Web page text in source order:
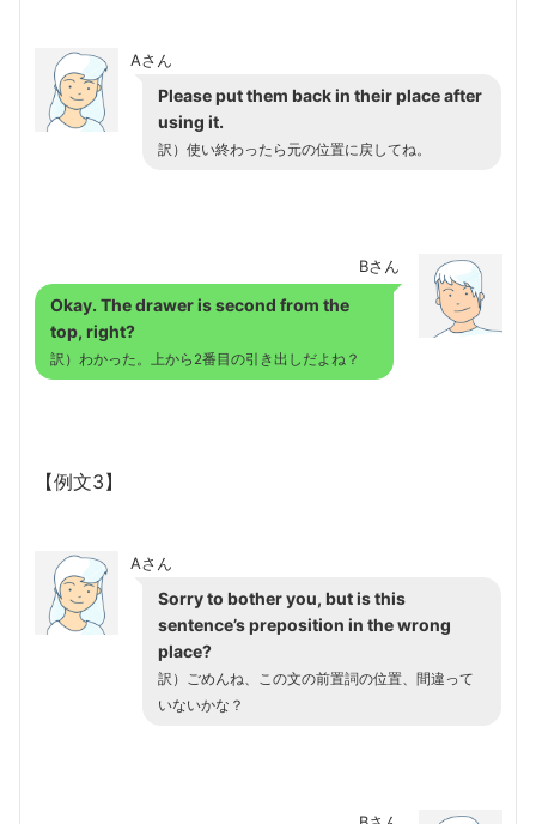
Aさん
Please put them back in their place after
using it.
訳）使い終わったら元の位置に戻してね。
Bさん
Okay. The drawer is second from the
top, right?
訳）わかった。上から2番目の引き出しだよね？
【例文3】
Aさん
Sorry to bother you, but is this
sentence’s preposition in the wrong
place?
訳）ごめんね、この文の前置詞の位置、間違って
いないかな？